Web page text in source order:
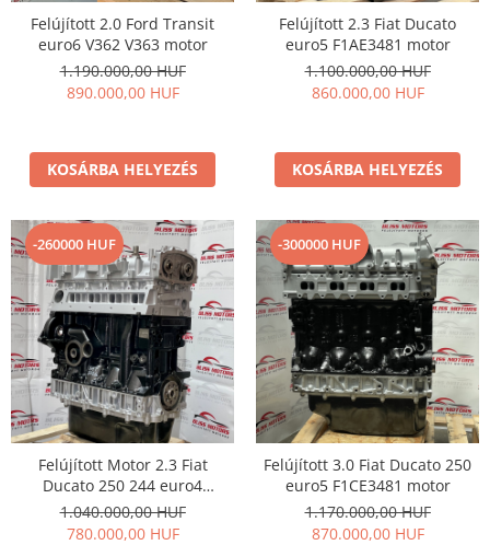
Felújított 2.0 Ford Transit
euro6 V362 V363 motor
1.190.000,00 HUF
890.000,00 HUF
KOSÁRBA HELYEZÉS
Felújított 2.3 Fiat Ducato
euro5 F1AE3481 motor
1.100.000,00 HUF
860.000,00 HUF
KOSÁRBA HELYEZÉS
-260000 HUF
Felújított Motor 2.3 Fiat
Ducato 250 244 euro4
F1AE0481
1.040.000,00 HUF
780.000,00 HUF
-300000 HUF
Felújított 3.0 Fiat Ducato 250
euro5 F1CE3481 motor
1.170.000,00 HUF
870.000,00 HUF